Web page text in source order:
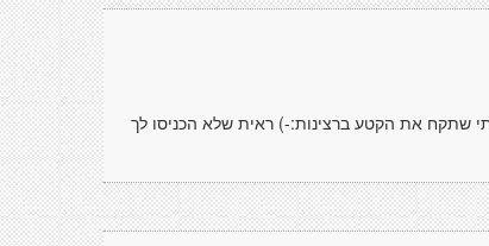
את הקטע ברצינות:-) ראית שלא הכניסו לך